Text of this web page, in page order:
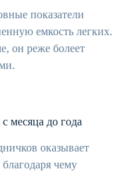
показатели
емкость легких.
он реже болеет
месяца до года
оказывает
чему